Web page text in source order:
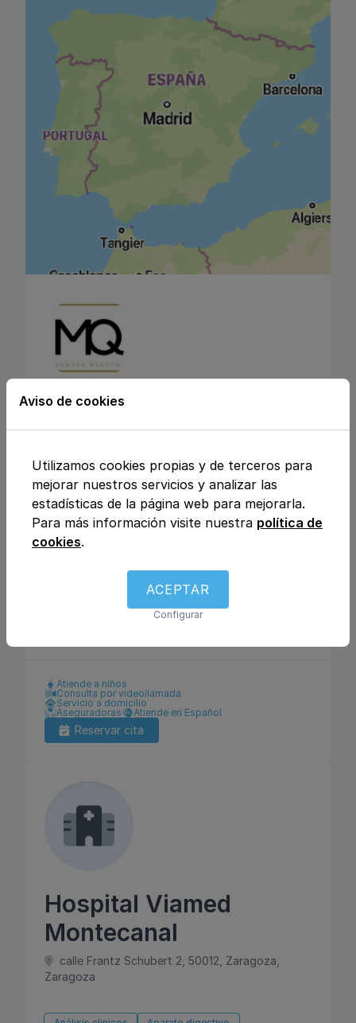
Calle Julio Rey Pastor nº6, 28702, San
Sebastián de los Reyes, Madrid
Análisis clínicos
Traumatología y ortopedia
Dietética y nutrición
Dermatología y venereología
Medicina general
Atiende a niños
Consulta por videollamada
Servicio a domicilio
Aseguradoras
Atiende en Español
Reservar cita
Hospital Viamed
Montecanal
calle Frantz Schubert 2, 50012, Zaragoza,
Zaragoza
Aviso de cookies
Utilizamos cookies propias y de terceros para
mejorar nuestros servicios y analizar las
estadísticas de la página web para mejorarla.
Para más información visite nuestra política de
cookies.
ACEPTAR
Configurar